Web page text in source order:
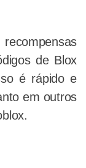
de Blox
é rápido e
em outros